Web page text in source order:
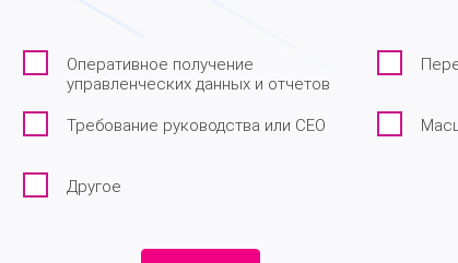
Оперативное получение
управленческих данных и отчетов
Требование руководства или CEO
Другое